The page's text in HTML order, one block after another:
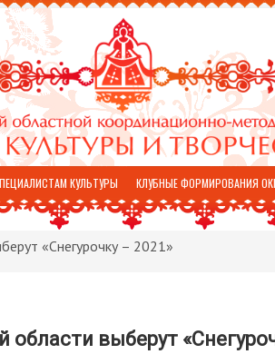
КУЛЬТУРЫ КЛУБНЫЕ ФОРМИРОВАНИЯ
«Снегурочку – 2021»
области выберут